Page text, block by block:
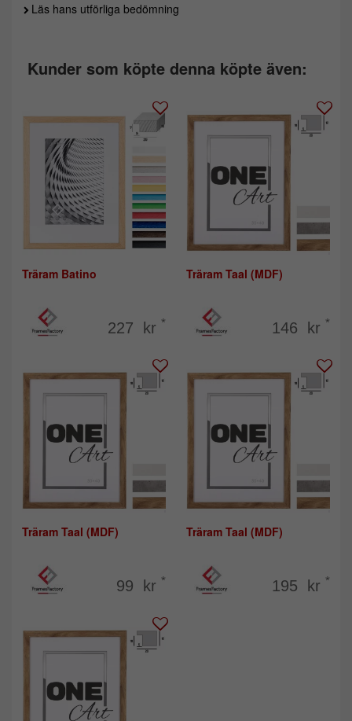
Läs hans utförliga bedömning
Kunder som köpte denna köpte även:
Träram Batino
227 kr *
Träram Taal (MDF)
146 kr *
Träram Taal (MDF)
99 kr *
Träram Taal (MDF)
195 kr *